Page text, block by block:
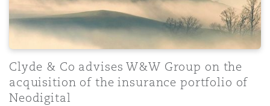
Clyde & Co advises W&W Group on the
acquisition of the insurance portfolio of
Neodigital